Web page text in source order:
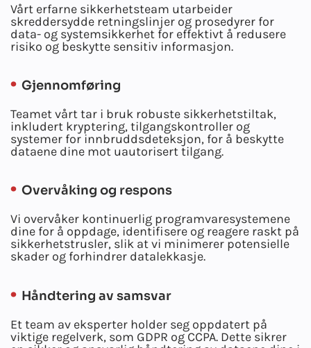
Vårt erfarne sikkerhetsteam utarbeider
skreddersydde retningslinjer og prosedyrer for
data- og systemsikkerhet for effektivt å redusere
risiko og beskytte sensitiv informasjon.
Gjennomføring
Teamet vårt tar i bruk robuste sikkerhetstiltak,
inkludert kryptering, tilgangskontroller og
systemer for innbruddsdeteksjon, for å beskytte
dataene dine mot uautorisert tilgang.
Overvåking og respons
Vi overvåker kontinuerlig programvaresystemene
dine for å oppdage, identifisere og reagere raskt på
sikkerhetstrusler, slik at vi minimerer potensielle
skader og forhindrer datalekkasje.
Håndtering av samsvar
Et team av eksperter holder seg oppdatert på
viktige regelverk, som GDPR og CCPA. Dette sikrer